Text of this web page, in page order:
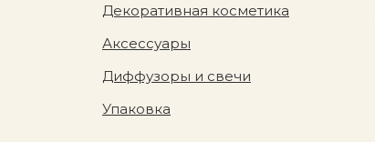
Аксессуары
Упаковка
Диффузоры и свечи
Декоративная косметика